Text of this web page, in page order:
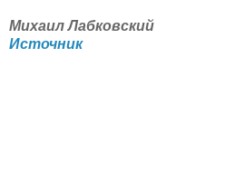
Михаил Лабковский
Источник